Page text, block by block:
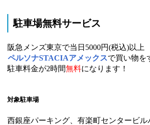
駐車場無料サービス
阪急メンズ東京で当日5000円(税込)以上
ペルソナSTACIAアメックスで買い物を
駐車料金が2時間無料になります！
対象駐車場
西銀座パーキング、有楽町センタービル